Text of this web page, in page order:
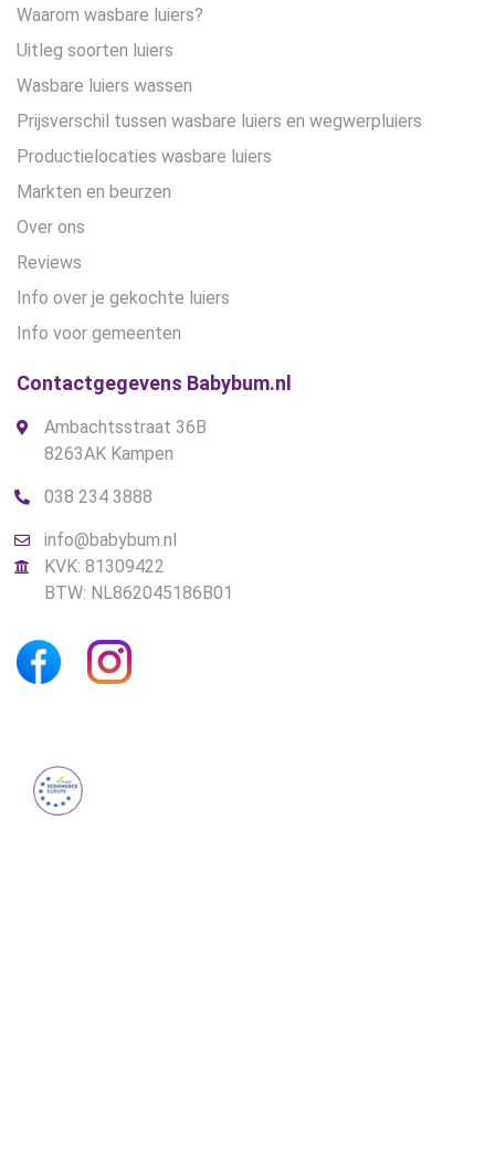
Waarom wasbare luiers?
Uitleg soorten luiers
Wasbare luiers wassen
Prijsverschil tussen wasbare luiers en wegwerpluiers
Productielocaties wasbare luiers
Markten en beurzen
Over ons
Reviews
Info over je gekochte luiers
Info voor gemeenten
Contactgegevens Babybum.nl
Ambachtsstraat 36B
8263AK Kampen
038 234 3888
info@babybum.nl
KVK: 81309422
BTW: NL862045186B01